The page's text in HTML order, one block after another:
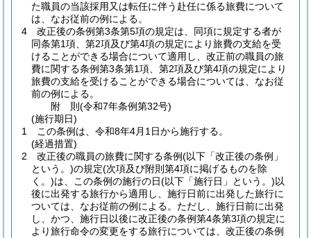
た職員の当該採用又は転任に伴う赴任に係る旅費について
は、なお従前の例による。
4
改正後の条例第3条第5項の規定は、同項に規定する者が
同条第1項、第2項及び第4項の規定により旅費の支給を受
けることができる場合について適用し、改正前の職員の旅
費に関する条例第3条第1項、第2項及び第4項の規定により
旅費の支給を受けることができる場合については、なお従
前の例による。
附 則(令和7年条例第32号)
(施行期日)
1
この条例は、令和8年4月1日から施行する。
(経過措置)
2
改正後の職員の旅費に関する条例(以下「改正後の条例」
という。)の規定(次項及び附則第4項に掲げるものを除
く。)は、この条例の施行の日(以下「施行日」という。)以
後に出発する旅行から適用し、施行日前に出発した旅行に
ついては、なお従前の例による。 ただし、施行日前に出発
し、かつ、施行日以後に改正後の条例第4条第3項の規定に
より旅行命令の変更をする旅行については、改正後の条例